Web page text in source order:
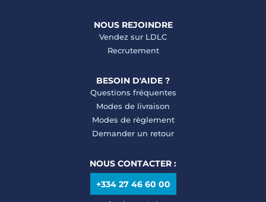
NOUS REJOINDRE
Vendez sur LDLC
Recrutement
BESOIN D'AIDE ?
Questions fréquentes
Modes de livraison
Modes de règlement
Demander un retour
NOUS CONTACTER :
+334 27 46 60 00